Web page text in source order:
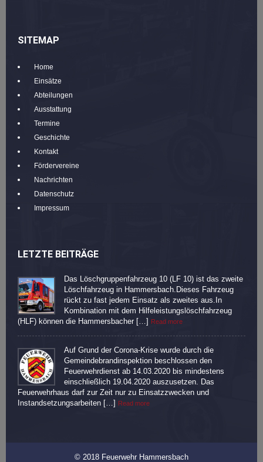
SITEMAP
Home
Einsätze
Abteilungen
Ausstattung
Termine
Geschichte
Kontakt
Fördervereine
Nachrichten
Datenschutz
Impressum
LETZTE BEITRÄGE
Das Löschgruppenfahrzeug 10 (LF 10) ist das zweite
Löschfahrzeug in Hammersbach.Dieses Fahrzeug
rückt zu fast jedem Einsatz als zweites aus.In
Kombination mit dem Hilfeleistungslöschfahrzeug
(HLF) können die Hammersbacher […] Read more
Auf Grund der Corona-Krise wurde durch die
Gemeindebrandinspektion beschlossen den
Feuerwehrdienst ab 14.03.2020 bis mindestens
einschließlich 19.04.2020 auszusetzen. Das
Feuerwehrhaus darf zur Zeit nur zu Einsatzzwecken und
Instandsetzungsarbeiten […] Read more
© 2018 Feuerwehr Hammersbach